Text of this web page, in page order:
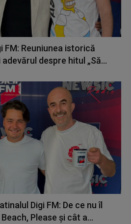
FM: Reuniunea istorică
despre hitul „Să...
Digi FM: De ce nu îl
Please și cât a...